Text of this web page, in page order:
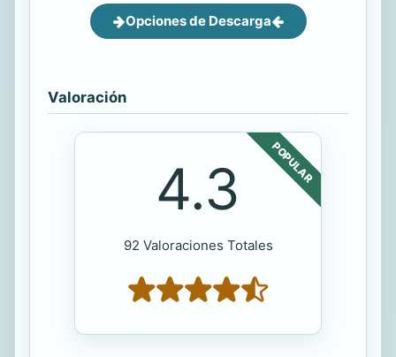
Opciones de Descarga
Valoración
POPULAR
4.3
92 Valoraciones Totales